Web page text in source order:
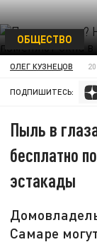
ОБЩЕСТВО
ОЛЕГ КУЗНЕЦОВ
ПОДПИШИТЕСЬ:
Пыль в
бесплатно
эстакады
Самаре